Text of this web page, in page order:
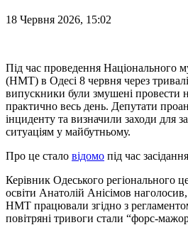
18 Червня 2026, 15:02
Під час проведення Національного
(НМТ) в Одесі 8 червня через
випускники були змушені провести
практично весь день. Депутати
інциденту та визначили заходи для
ситуаціям у майбутньому.
Про це стало відомо під час
Керівник Одеського регіонального
освіти Анатолій Анісімов
НМТ працювали згідно з
повітряні тривоги стали “форс-